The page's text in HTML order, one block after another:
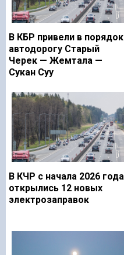
В КБР привели в порядок
автодорогу Старый
Черек — Жемтала —
Сукан Суу
В КЧР с начала 2026 года
открылись 12 новых
электрозаправок